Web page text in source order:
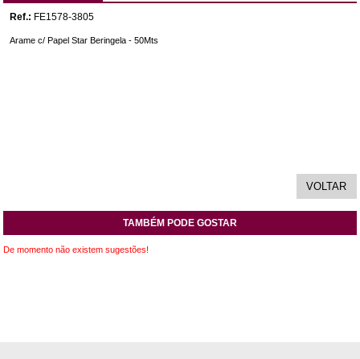
Ref.: FE1578-3805
Arame c/ Papel Star Beringela - 50Mts
TAMBÉM PODE GOSTAR
De momento não existem sugestões!